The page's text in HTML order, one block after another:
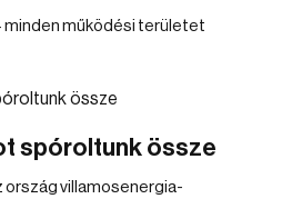
minden működési területet
spóroltunk össze
villamosenergia-